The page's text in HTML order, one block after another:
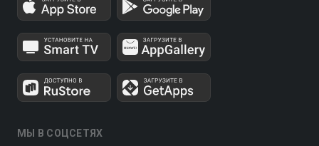
МЫ В СОЦСЕТЯХ